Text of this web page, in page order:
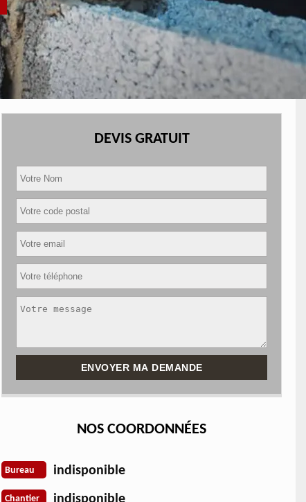
DEVIS GRATUIT
NOS COORDONNÉES
Bureau indisponible
Chantier indisponible